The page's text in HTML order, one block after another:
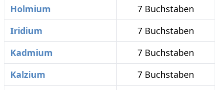
Holmium
7 Buchstaben
Iridium
7 Buchstaben
Kadmium
7 Buchstaben
Kalzium
7 Buchstaben